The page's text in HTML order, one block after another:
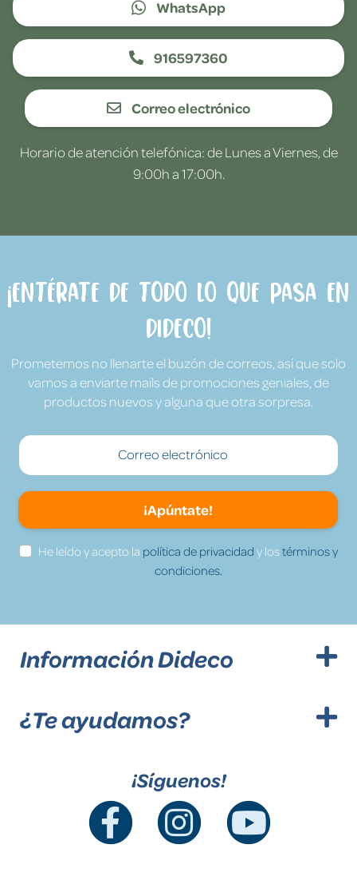
WhatsApp
916597360
Correo electrónico
Horario de atención telefónica: de Lunes a Viernes, de
9:00h a 17:00h.
¡Entérate de todo lo que pasa en
Dideco!
Prometemos no llenarte el buzón de correos, así que solo
vamos a enviarte mails de promociones geniales, de
productos nuevos y alguna que otra sorpresa.
¡Apúntate!
He leído y acepto la política de privacidad y lostérminos y
condiciones.
Información Dideco
¿Te ayudamos?
¡Síguenos!